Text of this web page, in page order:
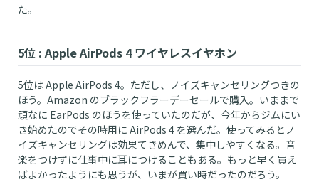
た。
5位 : Apple AirPods 4 ワイヤレスイヤホン
5位は Apple AirPods 4。ただし、ノイズキャンセリングつきの
ほう。Amazon のブラックフラーデーセールで購入。いままで
頑なに EarPods のほうを使っていたのだが、今年からジムにい
き始めたのでその時用に AirPods 4 を選んだ。使ってみるとノ
イズキャンセリングは効果てきめんで、集中しやすくなる。音
楽をつけずに仕事中に耳につけることもある。もっと早く買え
ばよかったようにも思うが、いまが買い時だったのだろう。